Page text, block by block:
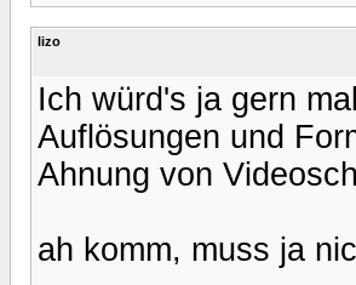
lizo
Ich würd's ja gern
Auflösungen und
Ahnung von
ah komm, muss ja